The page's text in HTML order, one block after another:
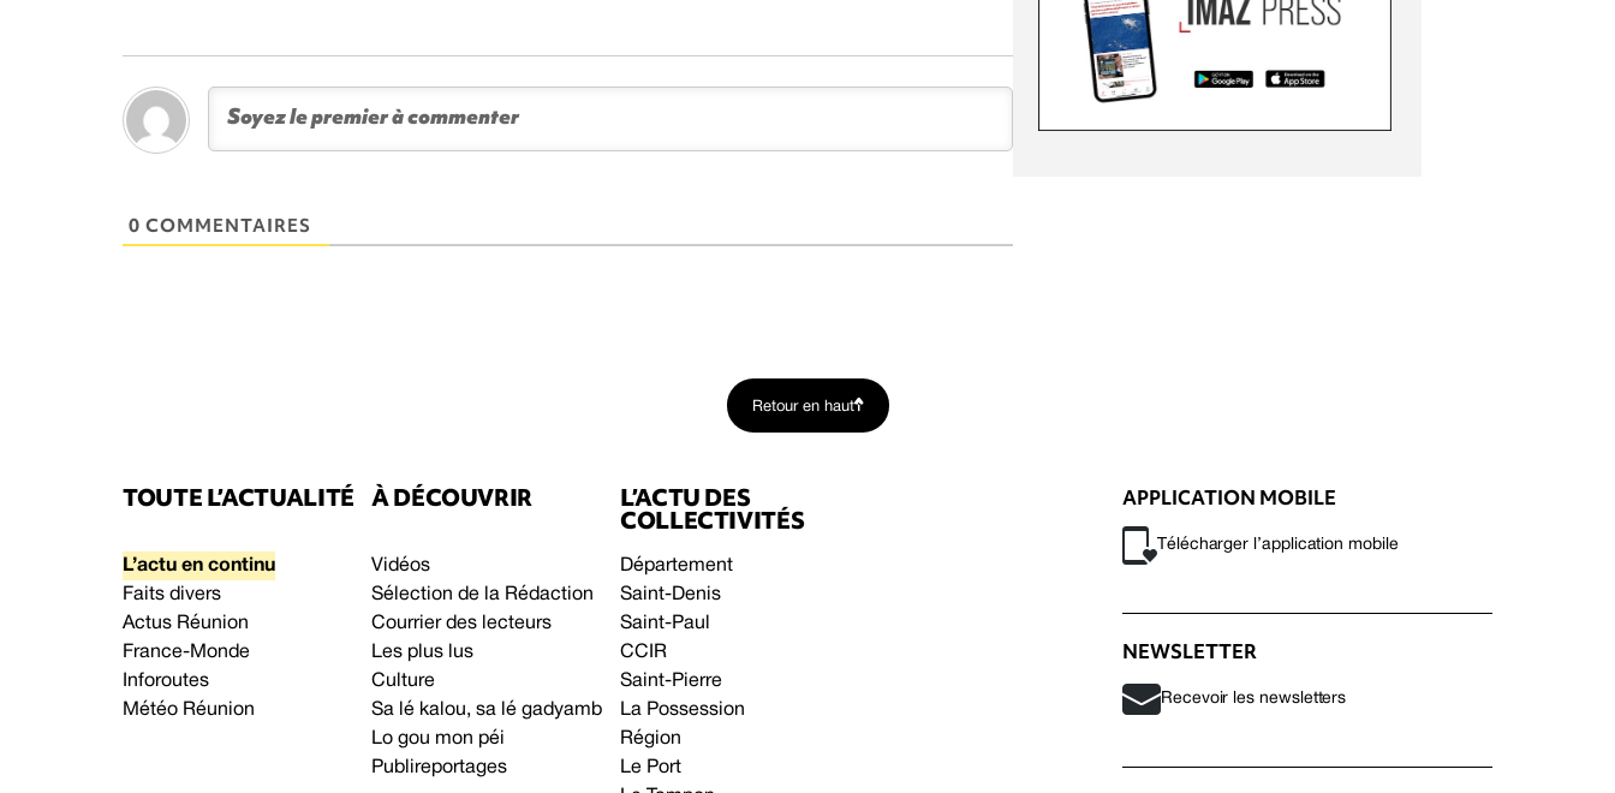
0 COMMENTAIRES
Retour en haut
TOUTE L’ACTUALITÉ
L’actu en continu
Faits divers
Actus Réunion
France-Monde
Inforoutes
Météo Réunion
À DÉCOUVRIR
Vidéos
Sélection de la Rédaction
Courrier des lecteurs
Les plus lus
Culture
Sa lé kalou, sa lé gadyamb
Lo gou mon péi
Publireportages
L’ACTU DES
COLLECTIVITÉS
Département
Saint-Denis
Saint-Paul
CCIR
Saint-Pierre
La Possession
Région
Le Port
APPLICATION MOBILE
Télécharger l’application mobile
NEWSLETTER
Recevoir les newsletters